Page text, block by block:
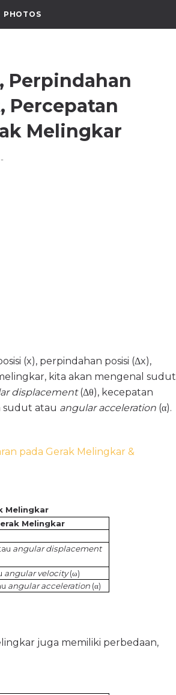
PHOTOS
Perpindahan
Percepatan
Melingkar
(x), perpindahan posisi (Δx),
kita akan mengenal sudut
displacement(Δθ), kecepatan
sudut atau angular acceleration (α).
pada Gerak Melingkar &
Melingkar
Melingkar
angular displacement
angular velocity(ω)
angular acceleration (α)
juga memiliki perbedaan,